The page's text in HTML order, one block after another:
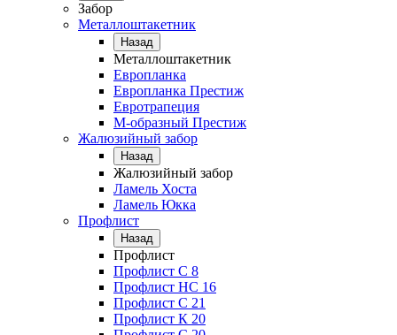
Забор
Металлоштакетник
Назад
Металлоштакетник
Европланка
Европланка Престиж
Евротрапеция
М-образный Престиж
Жалюзийный забор
Назад
Жалюзийный забор
Ламель Хоста
Ламель Юкка
Профлист
Назад
Профлист
Профлист С 8
Профлист НС 16
Профлист C 21
Профлист К 20